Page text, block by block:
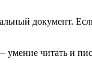
документ. Если
читать и